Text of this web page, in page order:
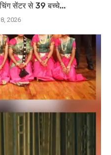
सेंटर से 39 बच्चे...
2026